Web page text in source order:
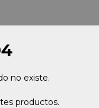
no existe.
productos.